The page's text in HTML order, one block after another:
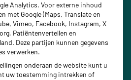
Analytics. Voor externe inhoud
met Google (Maps, Translate en
Vimeo, Facebook, Instagram, X
Patiëntenvertellen en
Deze partijen kunnen gegevens
verwerken.
onderaan de website kunt u
uw toestemming intrekken of